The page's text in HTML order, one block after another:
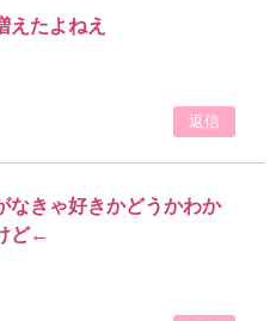
えたよねえ
返信
なきゃ好きかどうかわか
ど←